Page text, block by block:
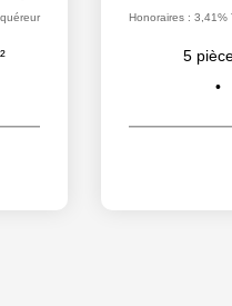
Honoraires : 3,41%
5